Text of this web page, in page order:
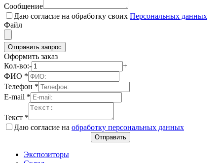
Сообщение
Даю согласие на обработку своих Персональных данных
Файл
Отправить запрос
Оформить заказ
Кол-во:-
+
ФИО *
Телефон *
E-mail *
Текст *
Даю согласие на обработку персональных данных
Отправить
Экспозиторы